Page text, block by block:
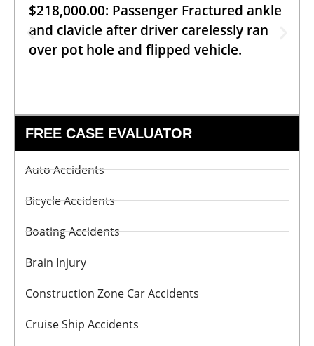
$218,000.00: Passenger Fractured ankle
and clavicle after driver carelessly ran
over pot hole and flipped vehicle.
FREE CASE EVALUATOR
Auto Accidents
Bicycle Accidents
Boating Accidents
Brain Injury
Construction Zone Car Accidents
Cruise Ship Accidents